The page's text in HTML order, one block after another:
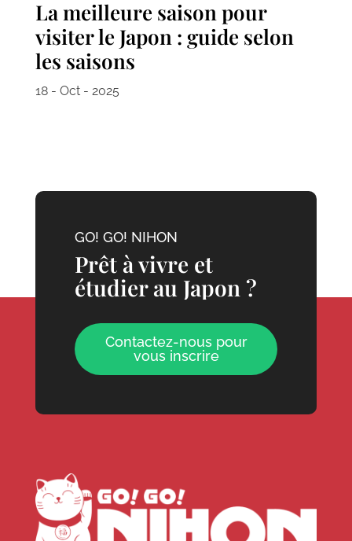
La meilleure saison pour
visiter le Japon : guide selon
les saisons
18 - Oct - 2025
GO! GO! NIHON
Prêt à vivre et
étudier au Japon ?
Contactez-nous pour
vous inscrire